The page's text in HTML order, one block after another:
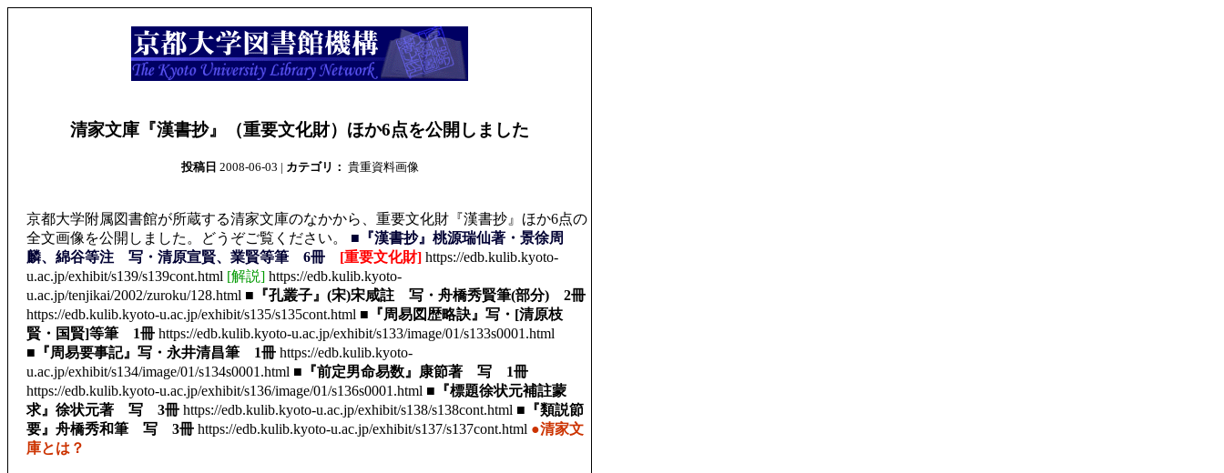
清家文庫『漢書抄』（重要文化財）ほか6点を公開しました
投稿日 2008-06-03 | カテゴリ： 貴重資料画像
京都大学附属図書館が所蔵する清家文庫のなかから、重要文化財『漢書抄』ほか6点の
全文画像を公開しました。どうぞご覧ください。 ■『漢書抄』桃源瑞仙著・景徐周
麟、綿谷等注 写・清原宣賢、業賢等筆 6冊
[重要文化財] https://edb.kulib.kyoto-
u.ac.jp/exhibit/s139/s139cont.html [解説] https://edb.kulib.kyoto-
u.ac.jp/tenjikai/2002/zuroku/128.html ■『孔叢子』(宋)宋咸註 写・舟橋秀賢筆(部分) 2冊
https://edb.kulib.kyoto-u.ac.jp/exhibit/s135/s135cont.html ■『周易図歴略訣』写・[清原枝
賢・国賢]等筆 1冊 https://edb.kulib.kyoto-u.ac.jp/exhibit/s133/image/01/s133s0001.html
■『周易要事記』写・永井清昌筆 1冊 https://edb.kulib.kyoto-
u.ac.jp/exhibit/s134/image/01/s134s0001.html ■『前定男命易数』康節著 写 1冊
https://edb.kulib.kyoto-u.ac.jp/exhibit/s136/image/01/s136s0001.html ■『標題徐状元補註蒙
求』徐状元著 写 3冊 https://edb.kulib.kyoto-u.ac.jp/exhibit/s138/s138cont.html ■『類説節
要』舟橋秀和筆 写 3冊 https://edb.kulib.kyoto-u.ac.jp/exhibit/s137/s137cont.html ●清家文
庫とは？